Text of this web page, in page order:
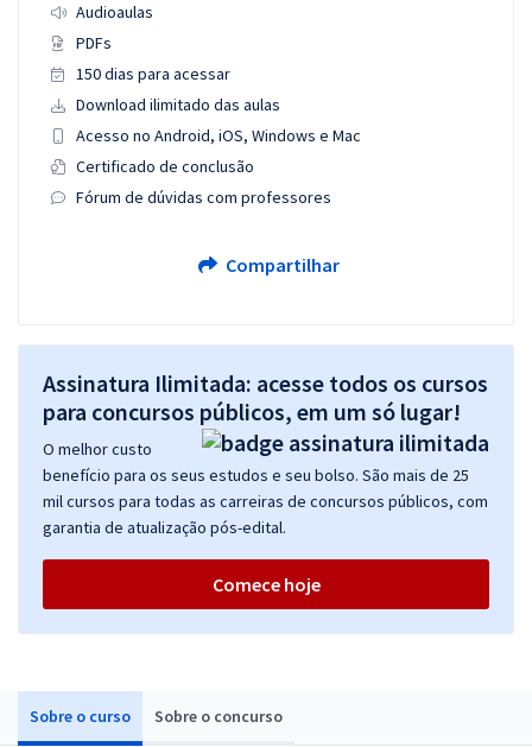
Sobre o curso Sobre o concurso
Audioaulas
PDFs
150 dias para acessar
Download ilimitado das aulas
Acesso no Android, iOS, Windows e Mac
Certificado de conclusão
Fórum de dúvidas com professores
Compartilhar
Assinatura Ilimitada: acesse todos os cursos
para concursos públicos, em um só lugar!
O melhor custo
benefício para os seus estudos e seu bolso. São mais de 25
mil cursos para todas as carreiras de concursos públicos, com
garantia de atualização pós-edital.
Comece hoje